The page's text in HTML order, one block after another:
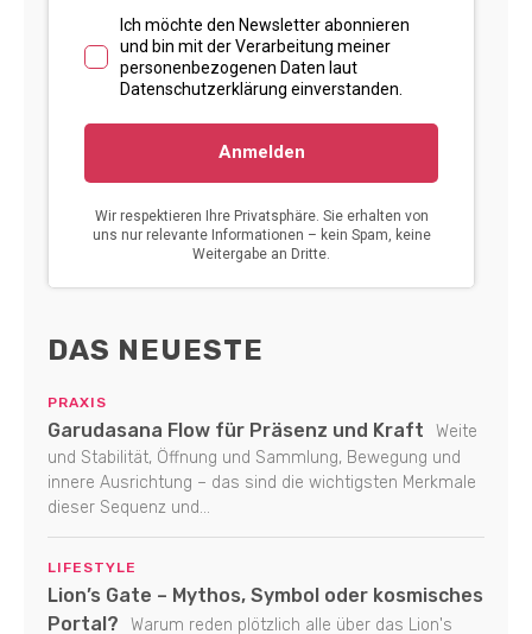
DAS NEUESTE
PRAXIS
Garudasana Flow für Präsenz und Kraft
Weite
und Stabilität, Öffnung und Sammlung, Bewegung und
innere Ausrichtung – das sind die wichtigsten Merkmale
dieser Sequenz und...
LIFESTYLE
Lion’s Gate – Mythos, Symbol oder kosmisches
Portal?
Warum reden plötzlich alle über das Lion's